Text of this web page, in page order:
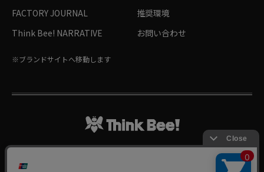
FACTORY JOURNAL
Think Bee! NARRATIVE
※ブランドサイトへ移動します
推奨環境
お問い合わせ
Follow me!